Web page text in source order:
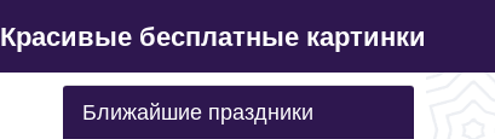
Красивые бесплатные картинки
Ближайшие праздники